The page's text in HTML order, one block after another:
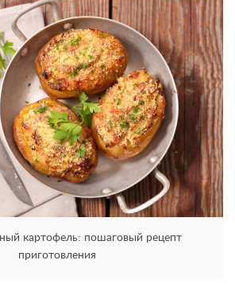
картофель: пошаговый рецепт
приготовления